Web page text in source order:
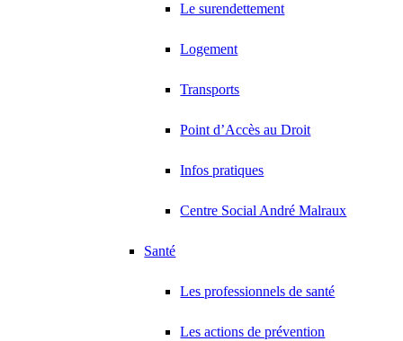
Le surendettement
Logement
Transports
Point d’Accès au Droit
Infos pratiques
Centre Social André Malraux
Santé
Les professionnels de santé
Les actions de prévention